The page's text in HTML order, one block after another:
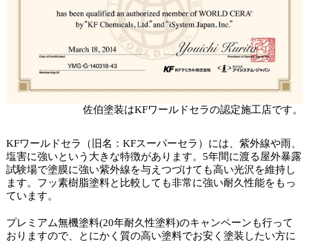
佐伯塗装はKFワールドセラの認定施工店です。
KFワールドセラ（旧名：KFスーパーセラ）には、紫外線や雨、
塩害に強いという大きな特徴があります。5年間に渡る屋外暴露
試験場で塗膜に強い紫外線を与えつづけても高い光沢を維持し
ます。フッ素樹脂塗料と比較しても非常に強い耐久性能をもっ
ています。
プレミアム無機塗料(20年耐久性塗料)のキャンペーンも行って
おりますので、とにかく質の高い塗料でお安く塗装したい方に